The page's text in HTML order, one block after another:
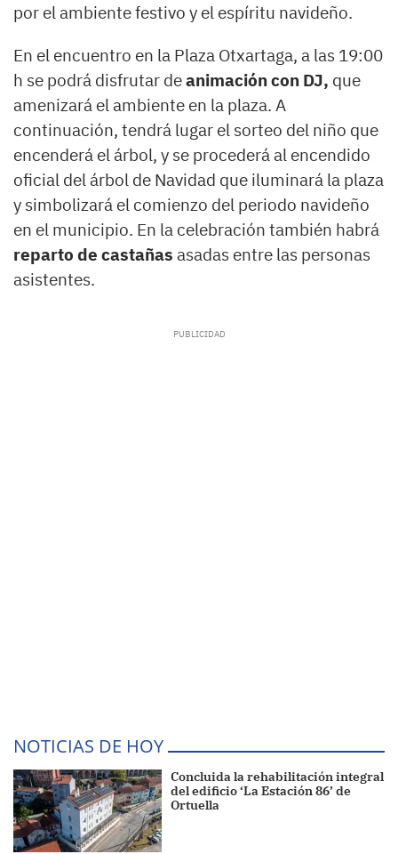
por el ambiente festivo y el espíritu navideño.
En el encuentro en la Plaza Otxartaga, a las 19:00
h se podrá disfrutar deanimación con DJ, que
amenizará el ambiente en la plaza. A
continuación, tendrá lugar el sorteo del niño que
encenderá el árbol, y se procederá al encendido
oficial del árbol de Navidad que iluminará la plaza
y simbolizará el comienzo del periodo navideño
en el municipio. En la celebración también habrá
reparto de castañas asadas entre las personas
asistentes.
NOTICIAS DE HOY
Concluida la rehabilitación integral
del edificio ‘La Estación 86’ de
Ortuella